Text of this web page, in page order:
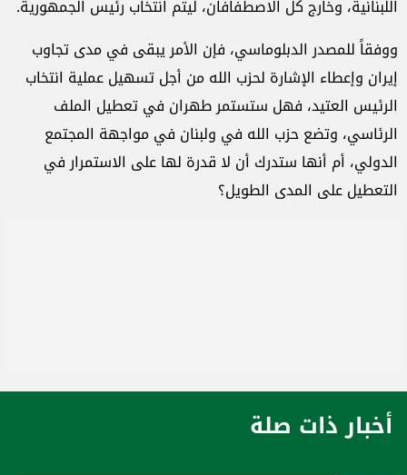
اللبنانية، وخارج كل الاصطفافان، ليتم انتخاب رئيس الجمهورية.
ووفقاً للمصدر الدبلوماسي، فإن الأمر يبقى في مدى تجاوب
إيران وإعطاء الإشارة لحزب الله من أجل تسهيل عملية انتخاب
الرئيس العتيد، فهل ستستمر طهران في تعطيل الملف
الرئاسي، وتضع حزب الله في ولبنان في مواجهة المجتمع
الدولي، أم أنها ستدرك أن لا قدرة لها على الاستمرار في
التعطيل على المدى الطويل؟
أخبار ذات صلة